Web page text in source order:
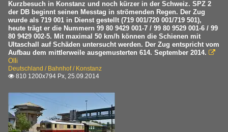
Kurzbesuch in Konstanz und noch kürzer in der Schweiz. SPZ 2
der DB beginnt seinen Messtag in strömenden Regen. Der Zug
wurde als 719 001 in Dienst gestellt (719 001/720 001/719 501),
heute trägt er die Nummern 99 80 9429 001-7 / 99 80 9529 001-6 / 99
80 9429 002-5. Mit maximal 50 km/h können die Schienen mit
Ultaschall auf Schäden untersucht werden. Der Zug entspricht vom
Aufbau dem mittlerweile ausgemusterten 614. September 2014. 
Olli
Deutschland / Bahnhof / Konstanz
 810 1200x794 Px, 25.09.2014